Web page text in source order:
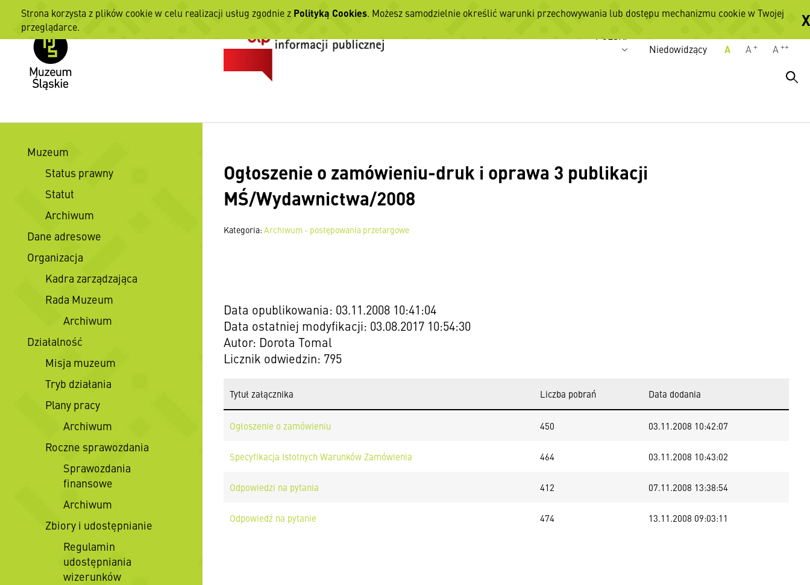
Wersje językowe
Niedowidzący
A A + A ++
Muzeum
Status prawny
Statut
Archiwum
Dane adresowe
Organizacja
Kadra zarządzająca
Rada Muzeum
Archiwum
Działalność
Misja muzeum
Tryb działania
Plany pracy
Archiwum
Roczne sprawozdania
Sprawozdania
finansowe
Archiwum
Zbiory i udostępnianie
Regulamin
udostępniania
wizerunków
Ogłoszenie o zamówieniu-druk i oprawa 3 publikacji
MŚ/Wydawnictwa/2008
Kategoria: Archiwum - postępowania przetargowe
Data opublikowania: 03.11.2008 10:41:04
Data ostatniej modyfikacji: 03.08.2017 10:54:30
Autor: Dorota Tomal
Licznik odwiedzin: 795
Tytuł załącznika Liczba pobrań Data dodania
Ogłoszenie o zamówieniu 450 03.11.2008 10:42:07
Specyfikacja Istotnych Warunków Zamówienia 464 03.11.2008 10:43:02
Odpowiedzi na pytania 412 07.11.2008 13:38:54
Odpowiedź na pytanie 474 13.11.2008 09:03:11
Strona korzysta z plików cookie w celu realizacji usług zgodnie z Polityką Cookies. Możesz samodzielnie określić warunki przechowywania lub dostępu mechanizmu cookie w Twojej
przeglądarce.
X